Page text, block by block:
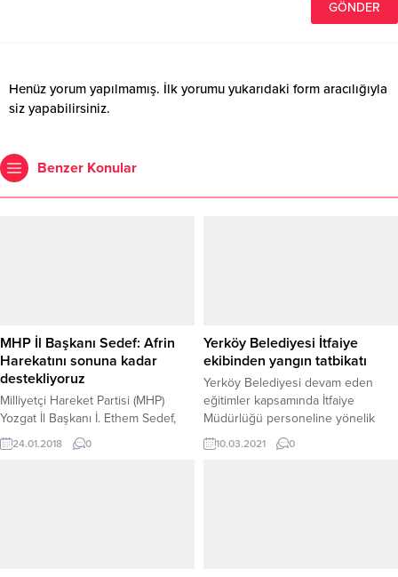
Henüz yorum yapılmamış. İlk yorumu yukarıdaki form aracılığıyla
siz yapabilirsiniz.
Benzer Konular
MHP İl Başkanı Sedef: Afrin
Harekatını sonuna kadar
destekliyoruz
Milliyetçi Hareket Partisi (MHP)
Yozgat İl Başkanı İ. Ethem Sedef,
Türkiye’nin güney sınırında tehdit
oluşturan ve Türk Milletinin
24.01.2018 0
Yerköy Belediyesi İtfaiye
ekibinden yangın tatbikatı
Yerköy Belediyesi devam eden
eğitimler kapsamında İtfaiye
Müdürlüğü personeline yönelik
yangın tatbikatı düzenledi.
10.03.2021 0